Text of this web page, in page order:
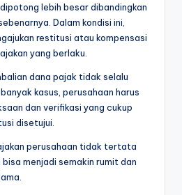
lebih besar dibandingkan
Dalam kondisi ini,
restitusi atau kompensasi
yang berlaku.
dana pajak tidak selalu
kasus, perusahaan harus
dan verifikasi yang cukup
disetujui.
perusahaan tidak tertata
menjadi semakin rumit dan